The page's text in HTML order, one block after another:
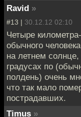
Ravid »
#13 | 30.12.12 02:10
Четыре
обычного
на летнем солнце,
градусах по
полдень) очень
что так мало
пострадавших.
Timus »